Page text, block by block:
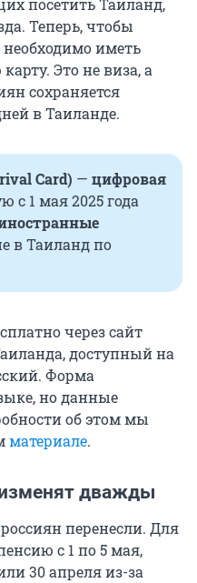
посетить Таиланд,
Теперь, чтобы
необходимо иметь
Это не виза, а
сохраняется
в Таиланде.
Card) — цифровая
с 1 мая 2025 года
в Таиланд по
через сайт
доступный на
Форма
но данные
об этом мы
материале.
дважды
перенесли. Для
с 1 по 5 мая,
30 апреля из-за